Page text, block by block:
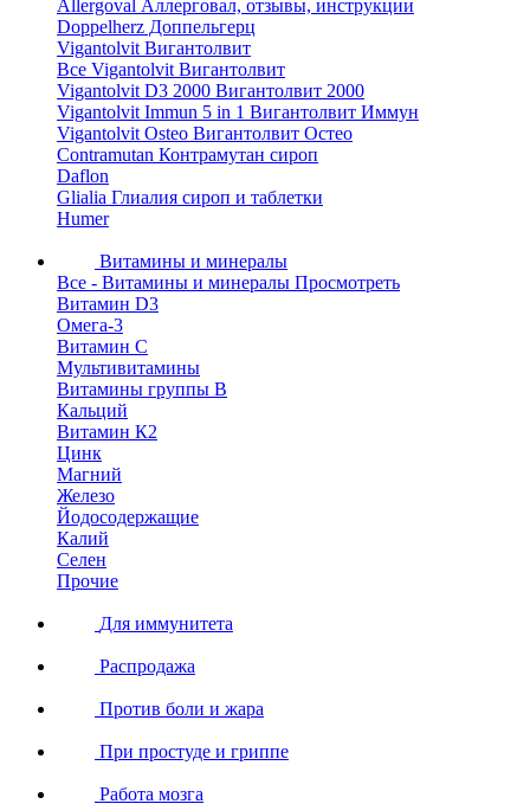
Allergoval Аллерговал, отзывы, инструкции
Doppelherz Доппельгерц
Vigantolvit Вигантолвит
Все Vigantolvit Вигантолвит
Vigantolvit D3 2000 Вигантолвит 2000
Vigantolvit Immun 5 in 1 Вигантолвит Иммун
Vigantolvit Osteo Вигантолвит Остео
Contramutan Контрамутан сироп
Daflon
Glialia Глиалия сироп и таблетки
Humer
Витамины и минералы
Все - Витамины и минералы Просмотреть
Витамин D3
Омега-3
Витамин С
Мультивитамины
Витамины группы B
Кальций
Витамин К2
Цинк
Магний
Железо
Йодосодержащие
Калий
Селен
Прочие
Для иммунитета
Распродажа
Против боли и жара
При простуде и гриппе
Работа мозга